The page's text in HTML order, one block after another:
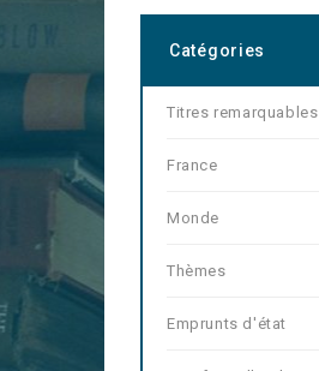
Catégories
Titres remarquables
France
Monde
Thèmes
Emprunts d'état